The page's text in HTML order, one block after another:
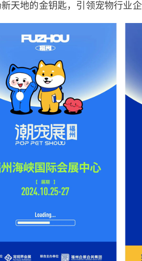
天地的金钥匙，引领宠物行业